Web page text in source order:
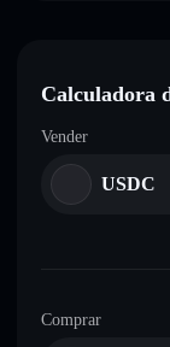
Calculadora
Vender
USDC
Comprar